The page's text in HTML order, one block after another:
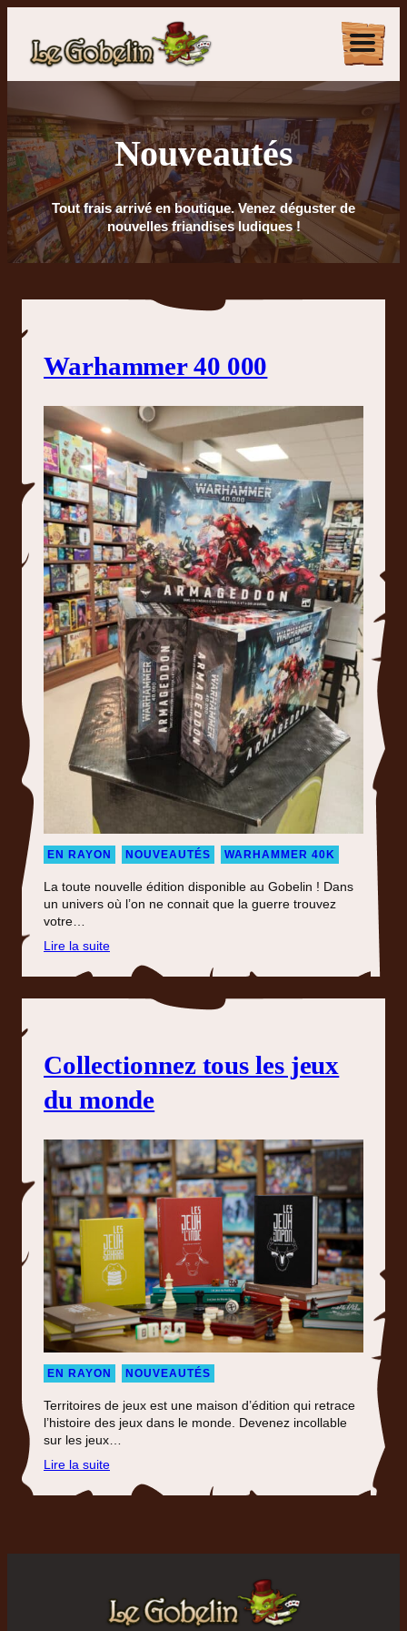
Nouveautés
Tout frais arrivé en boutique. Venez déguster de
nouvelles friandises ludiques !
Warhammer 40 000
EN RAYON NOUVEAUTÉS WARHAMMER 40K
La toute nouvelle édition disponible au Gobelin ! Dans
un univers où l’on ne connait que la guerre trouvez
votre…
Lire la suite:
Warhammer
40
000
Collectionnez tous les jeux
du monde
EN RAYON NOUVEAUTÉS
Territoires de jeux est une maison d’édition qui retrace
l’histoire des jeux dans le monde. Devenez incollable
sur les jeux…
Lire la suite:
Collectionnez
tous